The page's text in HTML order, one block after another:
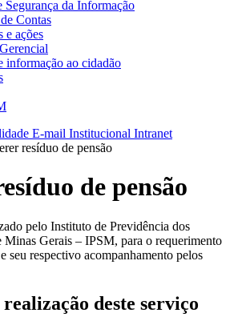
Segurança da Informação
Contas
e ações
informação ao cidadão
E-mail Institucional Intranet
resíduo de pensão
de pensão
pelo Instituto de Previdência dos
Minas Gerais – IPSM, para o requerimento
seu respectivo acompanhamento pelos
deste serviço